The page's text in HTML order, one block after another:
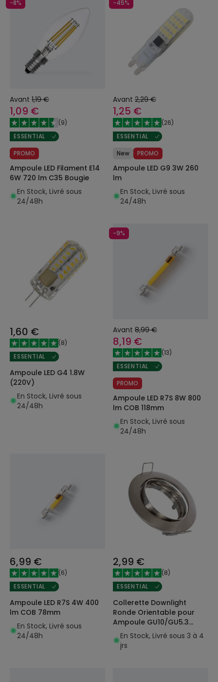
-8%
Avant 1,19 €
1,09 €
(9)
ESSENTIAL
PROMO
Ampoule LED Filament E14
6W 720 lm C35 Bougie
En Stock, Livré sous
24/48h
-45%
Avant 2,29 €
1,25 €
(26)
ESSENTIAL
New PROMO
Ampoule LED G9 3W 260
lm
En Stock, Livré sous
24/48h
1,60 €
(8)
ESSENTIAL
Ampoule LED G4 1.8W
(220V)
En Stock, Livré sous
24/48h
-9%
Avant 8,99 €
8,19 €
(13)
ESSENTIAL
PROMO
Ampoule LED R7S 8W 800
lm COB 118mm
En Stock, Livré sous
24/48h
6,99 €
(6)
ESSENTIAL
Ampoule LED R7S 4W 400
lm COB 78mm
En Stock, Livré sous
24/48h
2,99 €
(8)
ESSENTIAL
Collerette Downlight
Ronde Orientable pour
Ampoule GU10/GU5.3
Coupe Ø 72mm
En Stock, Livré sous 3 à 4
jrs